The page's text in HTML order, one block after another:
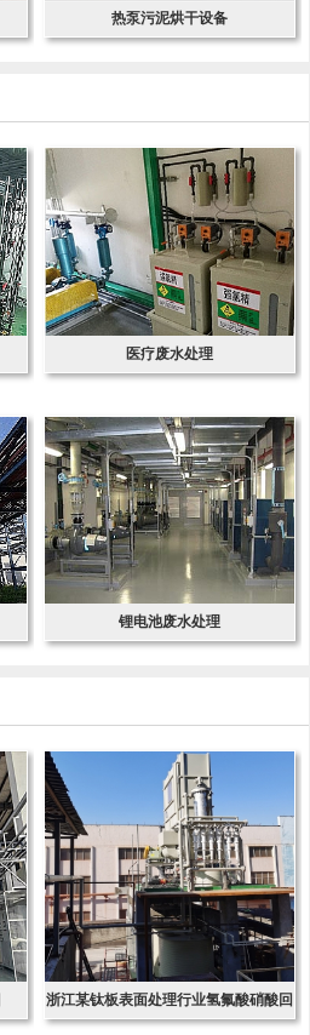
热泵污泥烘干设备
医疗废水处理
锂电池废水处理
浙江某钛板表面处理行业氢氟酸硝酸回